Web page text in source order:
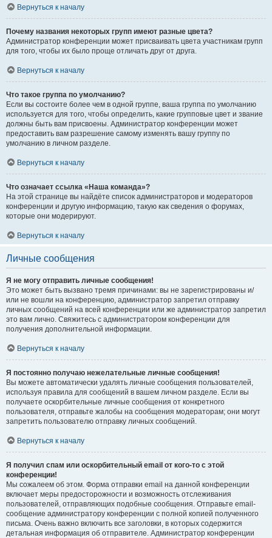
Вернуться к началу
Почему названия некоторых групп имеют разные цвета?
Администратор конференции может присваивать цвета участникам групп
для того, чтобы их было проще отличать друг от друга.
Вернуться к началу
Что такое группа по умолчанию?
Если вы состоите более чем в одной группе, ваша группа по умолчанию
используется для того, чтобы определить, какие групповые цвет и звание
должны быть вам присвоены. Администратор конференции может
предоставить вам разрешение самому изменять вашу группу по
умолчанию в личном разделе.
Вернуться к началу
Что означает ссылка «Наша команда»?
На этой странице вы найдёте список администраторов и модераторов
конференции и другую информацию, такую как сведения о форумах,
которые они модерируют.
Вернуться к началу
Личные сообщения
Я не могу отправить личные сообщения!
Это может быть вызвано тремя причинами: вы не зарегистрированы и/
или не вошли на конференцию, администратор запретил отправку
личных сообщений на всей конференции или же администратор запретил
это вам лично. Свяжитесь с администратором конференции для
получения дополнительной информации.
Вернуться к началу
Я постоянно получаю нежелательные личные сообщения!
Вы можете автоматически удалять личные сообщения пользователей,
используя правила для сообщений в вашем личном разделе. Если вы
получаете оскорбительные личные сообщения от конкретного
пользователя, отправьте жалобы на сообщения модераторам; они могут
запретить пользователю отправку личных сообщений.
Вернуться к началу
Я получил спам или оскорбительный email от кого-то с этой
конференции!
Мы сожалеем об этом. Форма отправки email на данной конференции
включает меры предосторожности и возможность отслеживания
пользователей, отправляющих подобные сообщения. Отправьте email-
сообщение администратору конференции с полной копией полученного
письма. Очень важно включить все заголовки, в которых содержится
детальная информация об отправителе. Администратор конференции